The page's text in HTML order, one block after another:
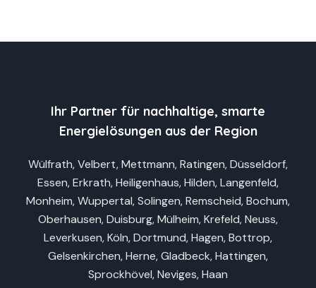
Ihr Partner für nachhaltige, smarte
Energielösungen aus der Region
Wülfrath, Velbert, Mettmann, Ratingen, Düsseldorf,
Essen, Erkrath, Heiligenhaus, Hilden, Langenfeld,
Monheim, Wuppertal, Solingen, Remscheid, Bochum,
Oberhausen, Duisburg, Mülheim, Krefeld, Neuss,
Leverkusen, Köln, Dortmund, Hagen, Bottrop,
Gelsenkirchen, Herne, Gladbeck, Hattingen,
Sprockhövel, Neviges, Haan